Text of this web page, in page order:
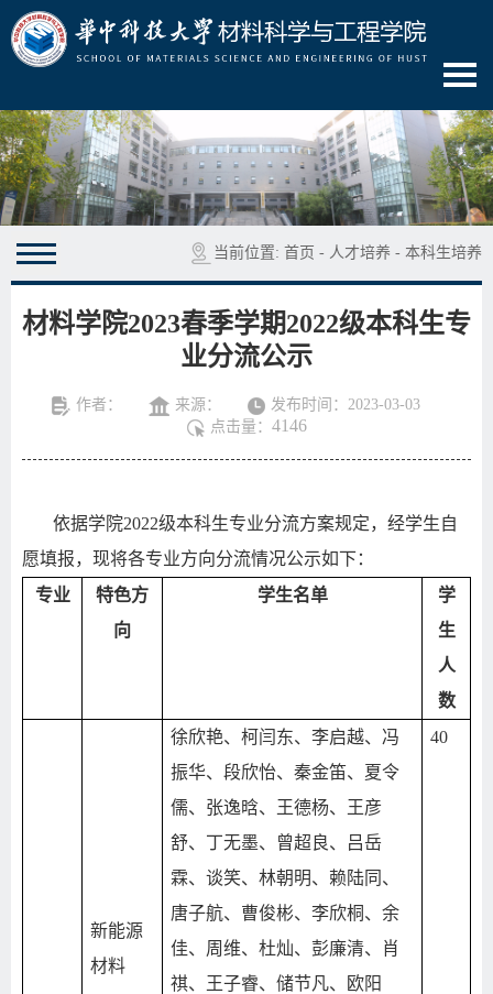
当前位置: 首页 - 人才培养 - 本科生培养
材料学院2023春季学期2022级本科生专
业分流公示
作者： 来源：
发布时间：2023-03-03
点击量： 4146
依据学院2022级本科生专业分流方案规定，经学生自
愿填报，现将各专业方向分流情况公示如下：
专业
特色方
向
学生名单
学
生
人
数
新能源
材料
徐欣艳、柯闫东、李启越、冯
振华、段欣怡、秦金笛、夏令
儒、张逸晗、王德杨、王彦
舒、丁无墨、曾超良、吕岳
霖、谈笑、林朝明、赖陆同、
唐子航、曹俊彬、李欣桐、余
佳、周维、杜灿、彭廉清、肖
祺、王子睿、储节凡、欧阳
40